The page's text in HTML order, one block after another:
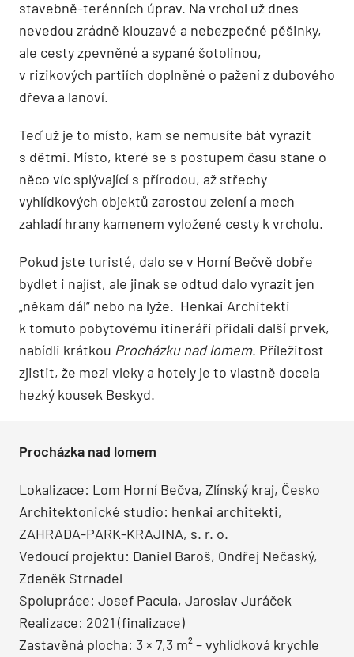
stavebně-terénních úprav. Na vrchol už dnes
nevedou zrádně klouzavé a nebezpečné pěšinky,
ale cesty zpevněné a sypané šotolinou,
v rizikových partiích doplněné o pažení z dubového
dřeva a lanoví.
Teď už je to místo, kam se nemusíte bát vyrazit
s dětmi. Místo, které se s postupem času stane o
něco víc splývající s přírodou, až střechy
vyhlídkových objektů zarostou zelení a mech
zahladí hrany kamenem vyložené cesty k vrcholu.
Pokud jste turisté, dalo se v Horní Bečvě dobře
bydlet i najíst, ale jinak se odtud dalo vyrazit jen
„někam dál“ nebo na lyže. Henkai Architekti
k tomuto pobytovému itineráři přidali další prvek,
nabídli krátkou Procházku nad lomem. Příležitost
zjistit, že mezi vleky a hotely je to vlastně docela
hezký kousek Beskyd.
Procházka nad lomem
Lokalizace: Lom Horní Bečva, Zlínský kraj, Česko
Architektonické studio: henkai architekti,
ZAHRADA-PARK-KRAJINA, s. r. o.
Vedoucí projektu: Daniel Baroš, Ondřej Nečaský,
Zdeněk Strnadel
Spolupráce: Josef Pacula, Jaroslav Juráček
Realizace: 2021 (finalizace)
Zastavěná plocha: 3 × 7,3 m² – vyhlídková krychle